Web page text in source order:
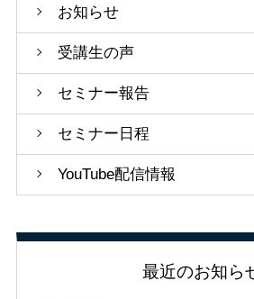
お知らせ
受講生の声
セミナー報告
セミナー日程
YouTube配信情報
最近のお知ら